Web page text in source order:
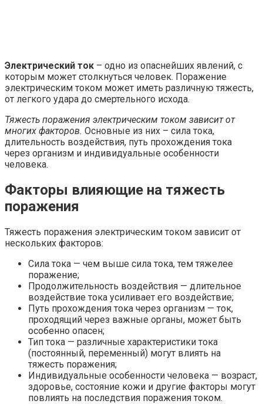
Электрический ток – одно из опаснейших явлений, с
которым может столкнуться человек. Поражение
электрическим током может иметь различную тяжесть,
от легкого удара до смертельного исхода.
Тяжесть поражения электрическим током зависит от
многих факторов. Основные из них – сила тока,
длительность воздействия, путь прохождения тока
через организм и индивидуальные особенности
человека.
Факторы влияющие на тяжесть
поражения
Тяжесть поражения электрическим током зависит от
нескольких факторов:
Сила тока — чем выше сила тока, тем тяжелее
поражение;
Продолжительность воздействия — длительное
воздействие тока усиливает его воздействие;
Путь прохождения тока через организм — ток,
проходящий через важные органы, может быть
особенно опасен;
Тип тока — различные характеристики тока
(постоянный, переменный) могут влиять на
тяжесть поражения;
Индивидуальные особенности человека — возраст,
здоровье, состояние кожи и другие факторы могут
повлиять на последствия поражения током.